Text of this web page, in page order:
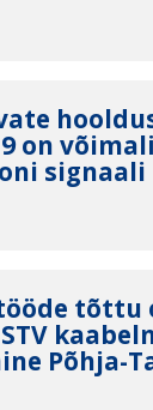
on
tõttu
Põhja-